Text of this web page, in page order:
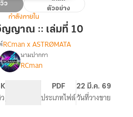
ว
ตัวอย่าง
กำลังภายใน
ญญาณ :: เล่มที่ 10
เรื่อง
คู่หู
RCman x ASTRØMATA
นามปากกา
RCman
ระดับเนื้อหา
PDF
ประเภทไฟล์
22 มี.ค. 69
วันที่วางขาย